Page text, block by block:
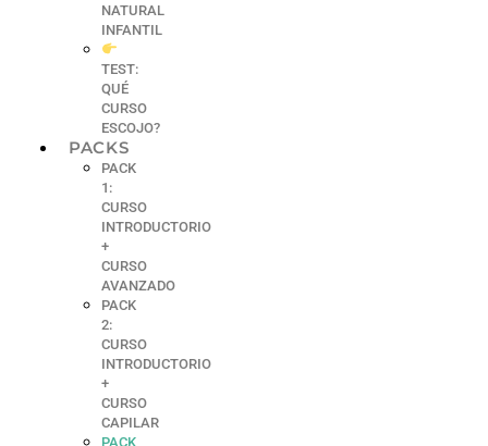
NATURAL
INFANTIL
TEST:
QUÉ
CURSO
ESCOJO?
PACKS
PACK
1:
CURSO
INTRODUCTORIO
+
CURSO
AVANZADO
PACK
2:
CURSO
INTRODUCTORIO
+
CURSO
CAPILAR
PACK